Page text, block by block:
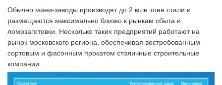
Обычно мини-заводы производят до 2 млн тонн стали и
размещаются максимально близко к рынкам сбыта и
ломозаготовки. Несколько таких предприятий работают на
рынок московского региона, обеспечивая востребованным
сортовым и фасонным прокатом столичные строительные
компании.